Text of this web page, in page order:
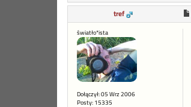
tref
światło*ista
Dołączył: 05 Wrz 2006
Posty: 15335